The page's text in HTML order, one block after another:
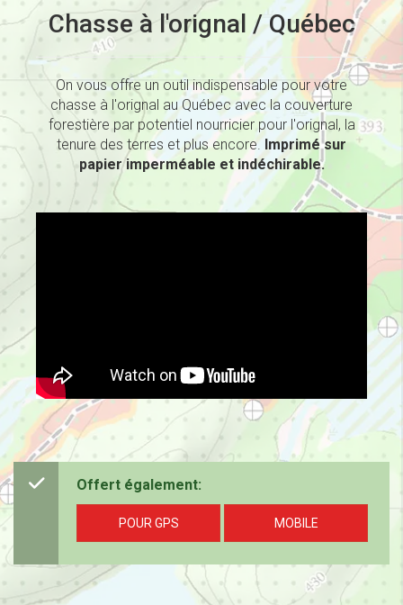
Chasse à l'orignal / Québec
On vous offre un outil indispensable pour votre
chasse à l'orignal au Québec avec la couverture
forestière par potentiel nourricier pour l'orignal, la
tenure des terres et plus encore. Imprimé sur
papier imperméable et indéchirable.
Offert également:
POUR GPS MOBILE